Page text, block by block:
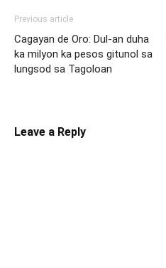
Previous article
Cagayan de Oro: Dul-an duha
ka milyon ka pesos gitunol sa
lungsod sa Tagoloan
Leave a Reply